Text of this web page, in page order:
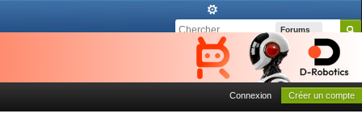
Forums
Connexion Créer un compte